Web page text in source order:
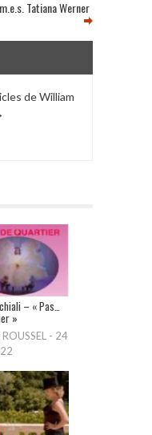
Tatiana Werner
de William
– « Pas…
»
- 24